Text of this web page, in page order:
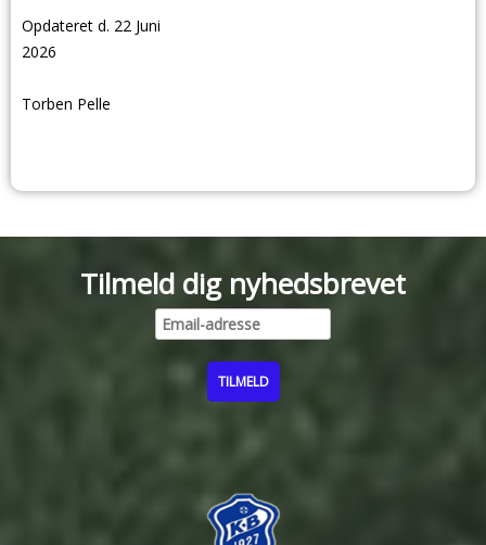
Opdateret d. 22 Juni
2026
Torben Pelle
Tilmeld dig nyhedsbrevet